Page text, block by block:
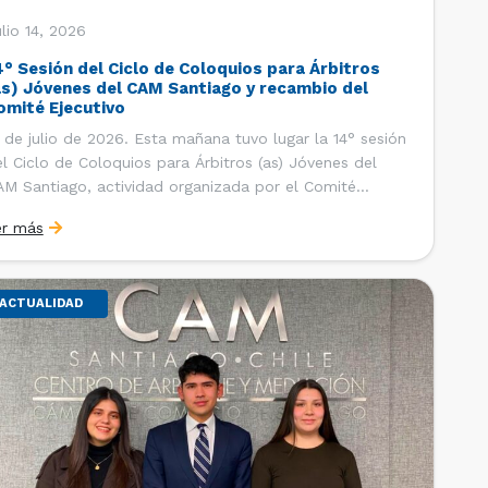
14, 2026
Sesión del Ciclo de Coloquios para Árbitros
Jóvenes del CAM Santiago y recambio del
Ejecutivo
de julio de 2026. Esta mañana tuvo lugar la 14° sesión
Ciclo de Coloquios para Árbitros (as) Jóvenes del
Santiago, actividad organizada por el Comité
y Relaciones Internacionales del Centro, con la
de que los integrantes […]
más
ACTUALIDAD